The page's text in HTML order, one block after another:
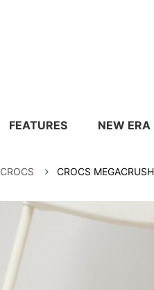
FEATURES NEW ERA
CROCS CROCS